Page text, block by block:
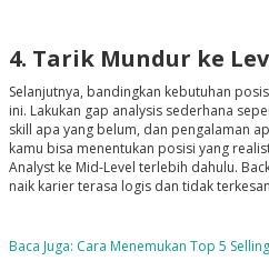
4. Tarik Mundur ke
Selanjutnya, bandingkan kebutuhan
ini. Lakukan gap analysis sederhana
skill apa yang belum, dan pengalaman
kamu bisa menentukan posisi yang
Analyst ke Mid-Level terlebih dahulu.
naik karier terasa logis dan tidak
Baca Juga: Cara Menemukan Top 5